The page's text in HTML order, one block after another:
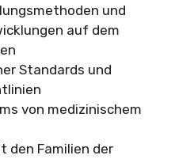
und
auf dem
Standards und
von medizinischem
den Familien der